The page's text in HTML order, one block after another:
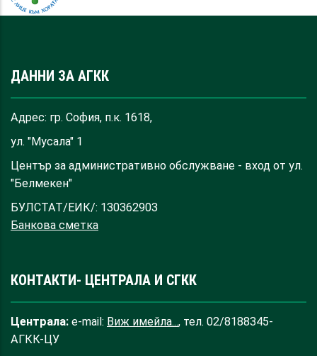
ДАННИ ЗА АГКК
Адрес: гр. София, п.к. 1618,
ул. "Мусала" 1
Център за административно обслужване - вход от ул.
"Белмекен"
БУЛСТАТ/ЕИК/: 130362903
Банкова сметка
КОНТАКТИ- ЦЕНТРАЛА И СГКК
Централа: e-mail: Виж имейла..., тел. 02/8188345-
АГКК-ЦУ